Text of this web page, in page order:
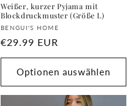
Weißer, kurzer Pyjama mit
Blockdruckmuster (Größe L)
Anbieter:
BENGUI'S HOME
Normaler
Preis
€29.99 EUR
Optionen auswählen